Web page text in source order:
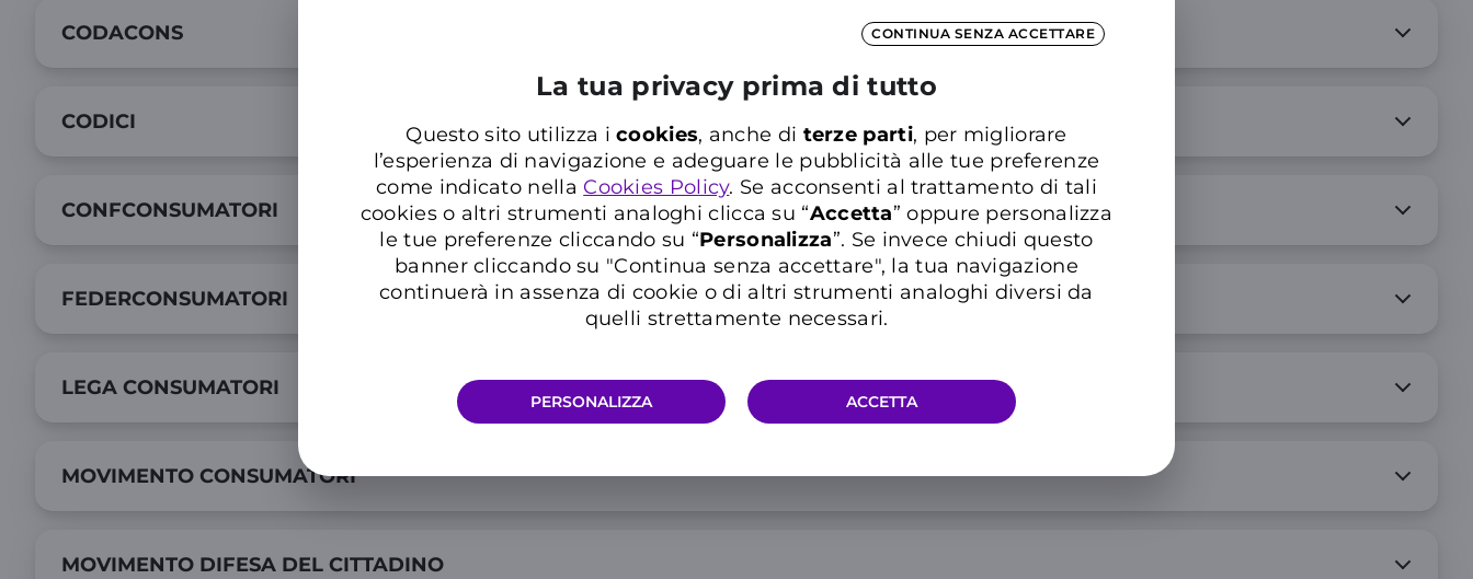
CONTINUA SENZA ACCETTARE
La tua privacy prima di tutto
Questo sito utilizza icookies, anche di terze parti, per migliorare
l’esperienza di navigazione e adeguare le pubblicità alle tue preferenze
come indicato nella Cookies Policy. Se acconsenti al trattamento di tali
cookies o altri strumenti analoghi clicca su “Accetta” oppure personalizza
le tue preferenze cliccando su “Personalizza”. Se invece chiudi questo
banner cliccando su "Continua senza accettare", la tua navigazione
continuerà in assenza di cookie o di altri strumenti analoghi diversi da
quelli strettamente necessari.
PERSONALIZZA ACCETTA
CODACONS
CODICI
CONFCONSUMATORI
FEDERCONSUMATORI
LEGA CONSUMATORI
MOVIMENTO CONSUMATORI
MOVIMENTO DIFESA DEL CITTADINO